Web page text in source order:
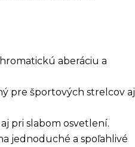
aberáciu a
pre športových strelcov aj
pri slabom osvetlení.
jednoduché a spoľahlivé